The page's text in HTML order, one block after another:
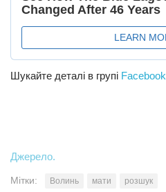
Шукайте деталі в групі Facebook
Джерело.
Мітки: Волинь мати розшук